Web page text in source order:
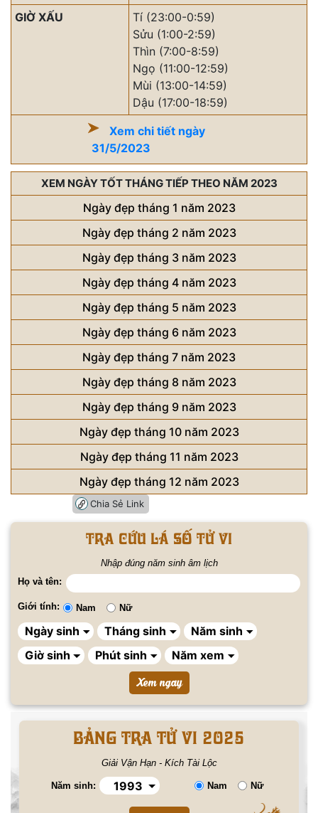
GIỜ XẤU
Tí (23:00-0:59)
Sửu (1:00-2:59)
Thìn (7:00-8:59)
Ngọ (11:00-12:59)
Mùi (13:00-14:59)
Dậu (17:00-18:59)
Xem chi tiết ngày
31/5/2023
XEM NGÀY TỐT THÁNG TIẾP THEO NĂM 2023
Ngày đẹp tháng 1 năm 2023
Ngày đẹp tháng 2 năm 2023
Ngày đẹp tháng 3 năm 2023
Ngày đẹp tháng 4 năm 2023
Ngày đẹp tháng 5 năm 2023
Ngày đẹp tháng 6 năm 2023
Ngày đẹp tháng 7 năm 2023
Ngày đẹp tháng 8 năm 2023
Ngày đẹp tháng 9 năm 2023
Ngày đẹp tháng 10 năm 2023
Ngày đẹp tháng 11 năm 2023
Ngày đẹp tháng 12 năm 2023
Chia Sẻ Link
Tra cứu lá số tử vi
Nhập đúng năm sinh âm lịch
Họ và tên:
Giới tính: Nam Nữ
BẢNG TRA TỬ VI 2025
Giải Vận Hạn - Kích Tài Lộc
Năm sinh: Nam Nữ